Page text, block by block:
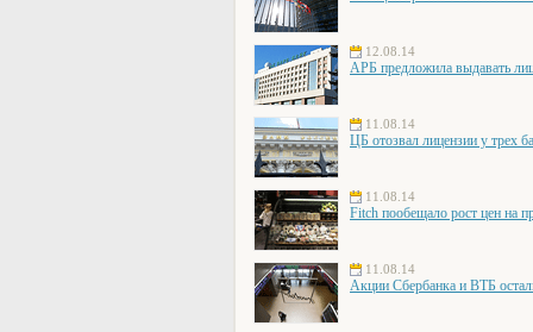
12.08.14
АРБ предложила выдавать
11.08.14
ЦБ отозвал лицензии у трех
11.08.14
Fitch пообещало рост цен на
11.08.14
Акции Сбербанка и ВТБ